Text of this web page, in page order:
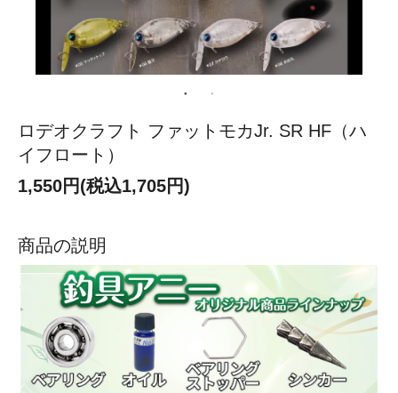
ロデオクラフト ファットモカJr. SR HF（ハ
イフロート）
1,550円(税込1,705円)
商品の説明